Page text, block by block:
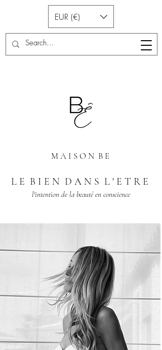
EUR (€)
M A I S O N B E
L E B I E N D A N S L ' E T R E
l'intention de la beauté en conscience